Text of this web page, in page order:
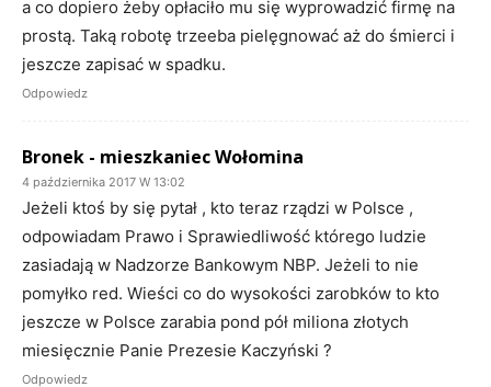
a co dopiero żeby opłaciło mu się wyprowadzić firmę na
prostą. Taką robotę trzeeba pielęgnować aż do śmierci i
jeszcze zapisać w spadku.
Odpowiedz
Bronek - mieszkaniec Wołomina
4 października 2017 W 13:02
Jeżeli ktoś by się pytał , kto teraz rządzi w Polsce ,
odpowiadam Prawo i Sprawiedliwość którego ludzie
zasiadają w Nadzorze Bankowym NBP. Jeżeli to nie
pomyłko red. Wieści co do wysokości zarobków to kto
jeszcze w Polsce zarabia pond pół miliona złotych
miesięcznie Panie Prezesie Kaczyński ?
Odpowiedz